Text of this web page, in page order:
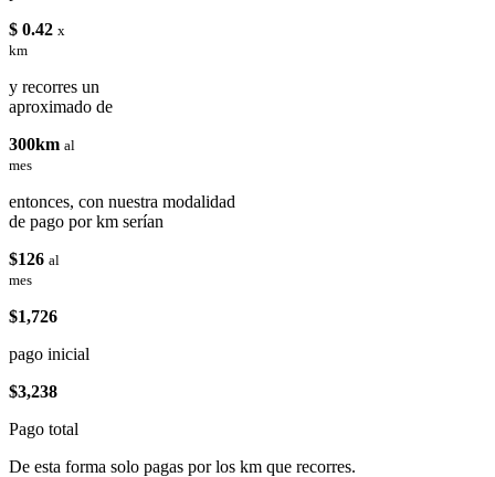
$ 0.42 x
km
y recorres un
aproximado de
300km al
mes
entonces, con nuestra modalidad
de pago por km serían
$126 al
mes
$1,726
pago inicial
$3,238
Pago total
De esta forma solo pagas por los km que recorres.